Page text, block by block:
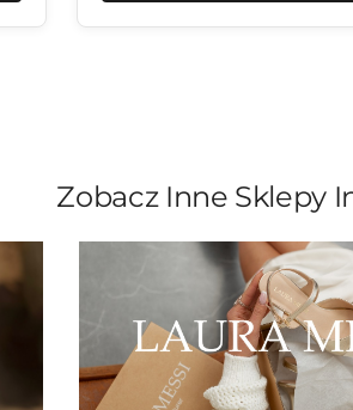
Zobacz Inne Sklepy